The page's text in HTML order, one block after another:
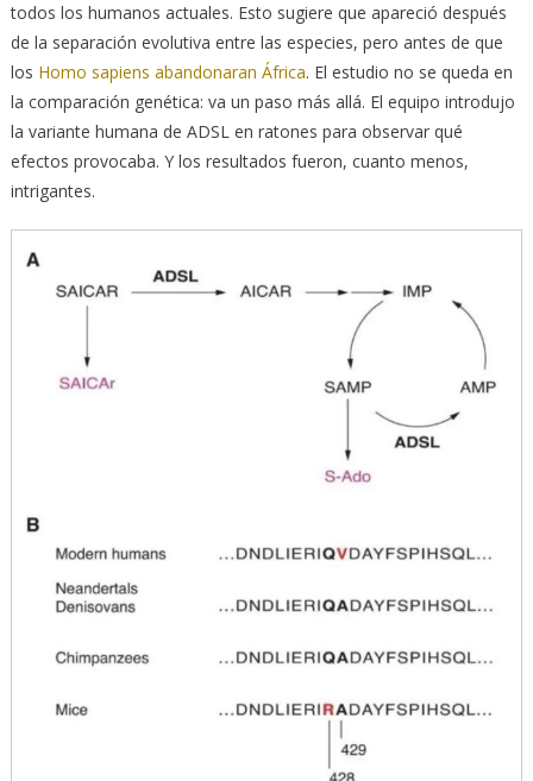
todos los humanos actuales. Esto sugiere que apareció después
de la separación evolutiva entre las especies, pero antes de que
los Homo sapiens abandonaran África. El estudio no se queda en
la comparación genética: va un paso más allá. El equipo introdujo
la variante humana de ADSL en ratones para observar qué
efectos provocaba. Y los resultados fueron, cuanto menos,
intrigantes.